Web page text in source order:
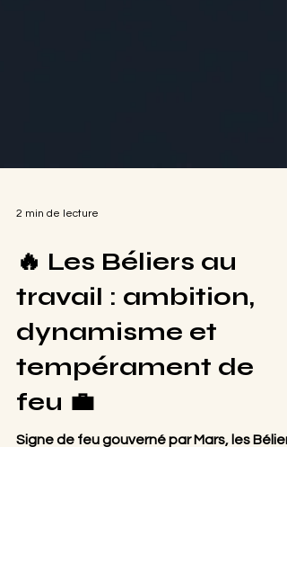
🔥 Les Béliers au
travail : ambition,
dynamisme et
tempérament de
feu 💼